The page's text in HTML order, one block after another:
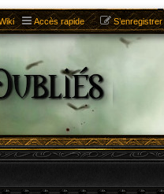
Accès rapide S’enregistrer